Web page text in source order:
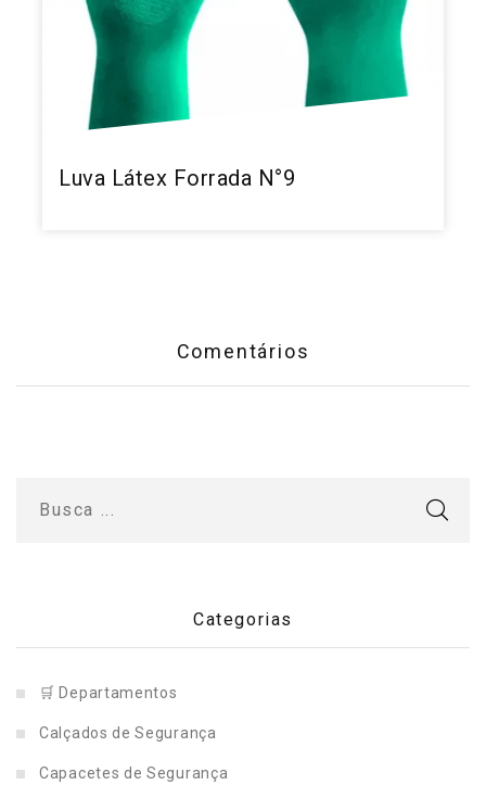
Luva Látex Forrada N°9
Comentários
Categorias
🛒 Departamentos
Calçados de Segurança
Capacetes de Segurança